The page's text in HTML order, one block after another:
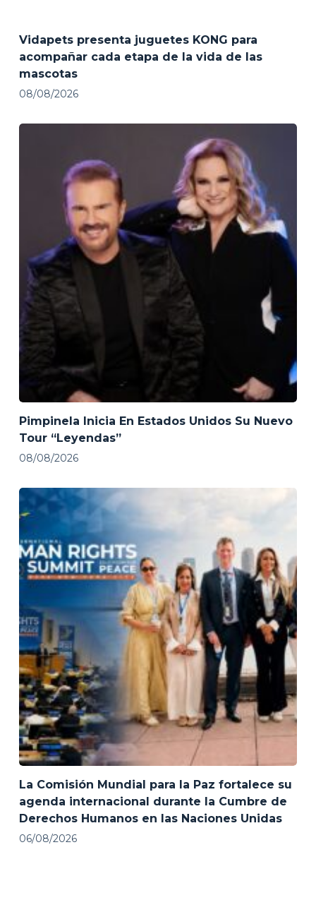
Vidapets presenta juguetes KONG para
acompañar cada etapa de la vida de las
mascotas
08/08/2026
Pimpinela Inicia En Estados Unidos Su Nuevo
Tour “Leyendas”
08/08/2026
La Comisión Mundial para la Paz fortalece su
agenda internacional durante la Cumbre de
Derechos Humanos en las Naciones Unidas
06/08/2026